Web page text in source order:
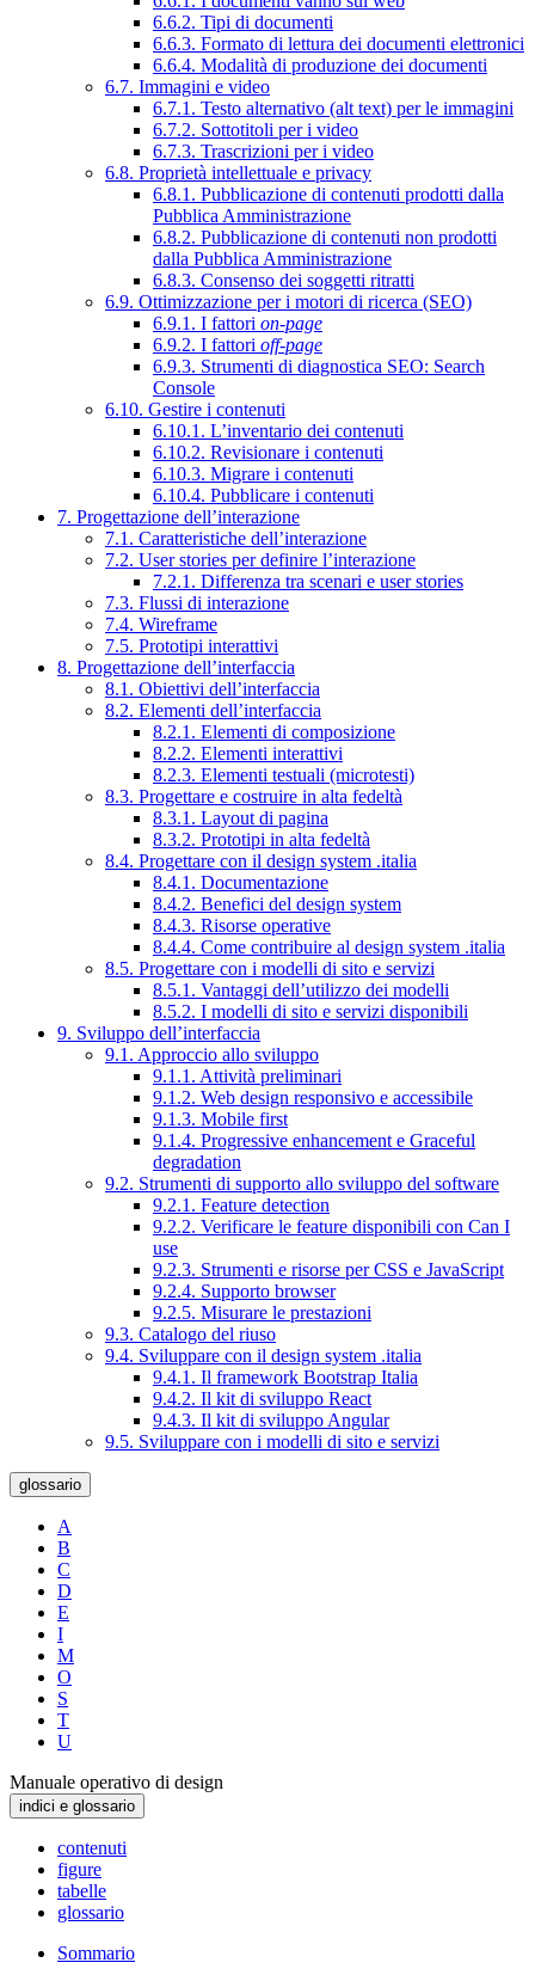
6.6.2. Tipi di documenti
6.6.3. Formato di lettura dei documenti elettronici
6.6.4. Modalità di produzione dei documenti
6.7. Immagini e video
6.7.1. Testo alternativo (alt text) per le immagini
6.7.2. Sottotitoli per i video
6.7.3. Trascrizioni per i video
6.8. Proprietà intellettuale e privacy
6.8.1. Pubblicazione di contenuti prodotti dalla
Pubblica Amministrazione
6.8.2. Pubblicazione di contenuti non prodotti
dalla Pubblica Amministrazione
6.8.3. Consenso dei soggetti ritratti
6.9. Ottimizzazione per i motori di ricerca (SEO)
6.9.1. I fattori on-page
6.9.2. I fattori off-page
6.9.3. Strumenti di diagnostica SEO: Search
Console
6.10. Gestire i contenuti
6.10.1. L’inventario dei contenuti
6.10.2. Revisionare i contenuti
6.10.3. Migrare i contenuti
6.10.4. Pubblicare i contenuti
7. Progettazione dell’interazione
7.1. Caratteristiche dell’interazione
7.2. User stories per definire l’interazione
7.2.1. Differenza tra scenari e user stories
7.3. Flussi di interazione
7.4. Wireframe
7.5. Prototipi interattivi
8. Progettazione dell’interfaccia
8.1. Obiettivi dell’interfaccia
8.2. Elementi dell’interfaccia
8.2.1. Elementi di composizione
8.2.2. Elementi interattivi
8.2.3. Elementi testuali (microtesti)
8.3. Progettare e costruire in alta fedeltà
8.3.1. Layout di pagina
8.3.2. Prototipi in alta fedeltà
8.4. Progettare con il design system .italia
8.4.1. Documentazione
8.4.2. Benefici del design system
8.4.3. Risorse operative
8.4.4. Come contribuire al design system .italia
8.5. Progettare con i modelli di sito e servizi
8.5.1. Vantaggi dell’utilizzo dei modelli
8.5.2. I modelli di sito e servizi disponibili
9. Sviluppo dell’interfaccia
9.1. Approccio allo sviluppo
9.1.1. Attività preliminari
9.1.2. Web design responsivo e accessibile
9.1.3. Mobile first
9.1.4. Progressive enhancement e Graceful
degradation
9.2. Strumenti di supporto allo sviluppo del software
9.2.1. Feature detection
9.2.2. Verificare le feature disponibili con Can I
use
9.2.3. Strumenti e risorse per CSS e JavaScript
9.2.4. Supporto browser
9.2.5. Misurare le prestazioni
9.3. Catalogo del riuso
9.4. Sviluppare con il design system .italia
9.4.1. Il framework Bootstrap Italia
9.4.2. Il kit di sviluppo React
9.4.3. Il kit di sviluppo Angular
9.5. Sviluppare con i modelli di sito e servizi
glossario
A
B
C
D
E
I
M
O
S
T
U
Manuale operativo di design
indici e glossario
contenuti
figure
tabelle
glossario
Sommario